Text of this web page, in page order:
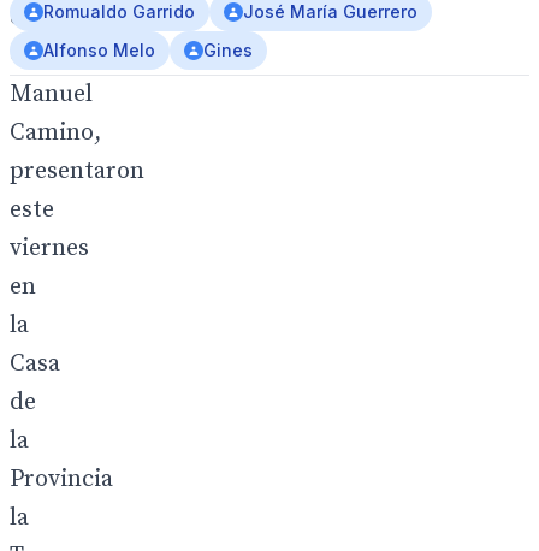
de
Gines,
Manuel
Camino,
presentaron
este
viernes
en
la
Casa
de
la
Provincia
la
Romualdo Garrido
José María Guerrero
Alfonso Melo
Gines